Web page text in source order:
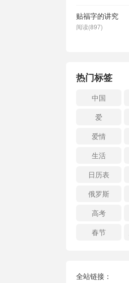
贴福字的讲究
阅读(897)
热门标签
中国
爱
爱情
生活
日历表
俄罗斯
高考
春节
全站链接：